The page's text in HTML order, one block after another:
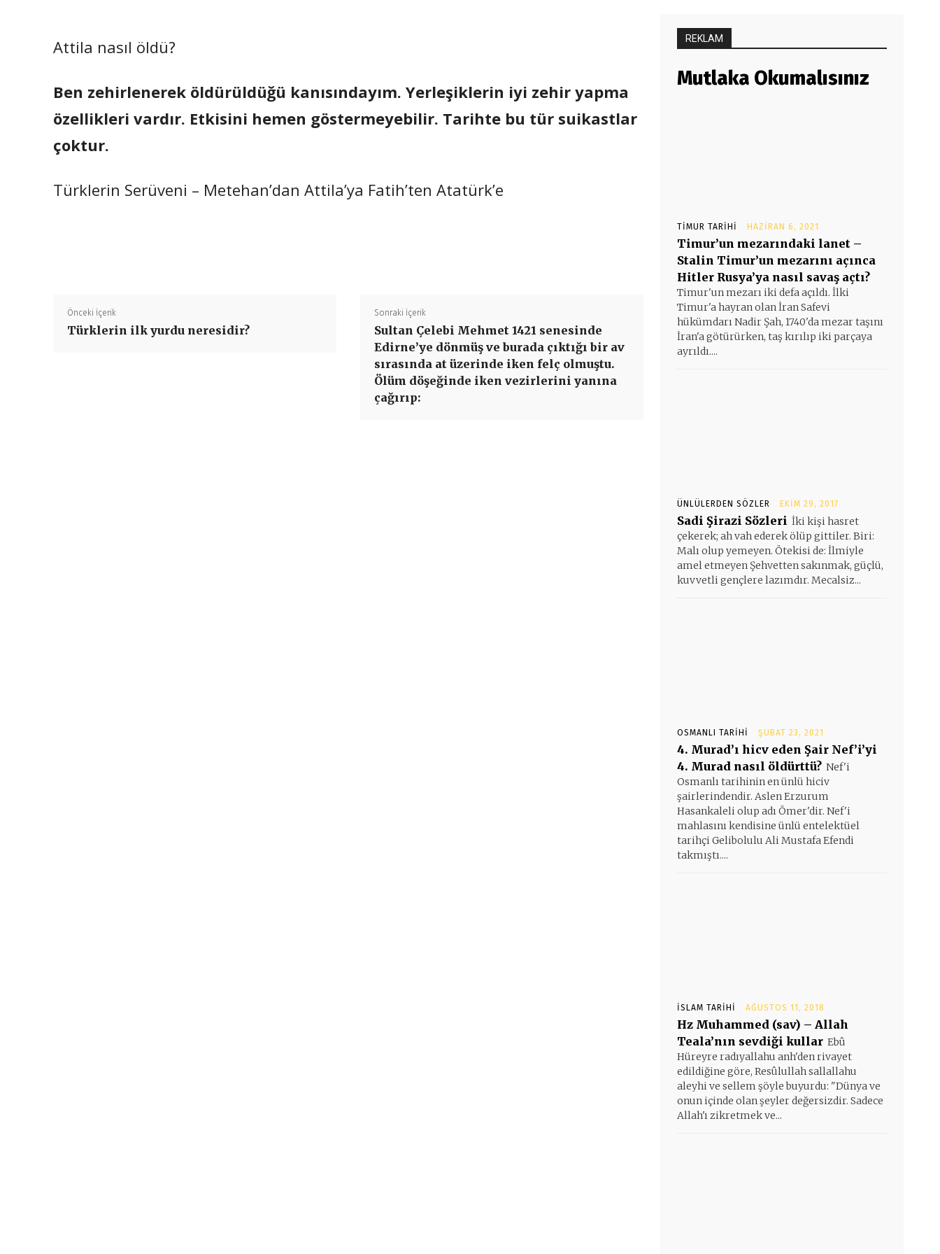
Attila nasıl öldü?
Ben zehirlenerek öldürüldüğü kanısındayım. Yerleşiklerin iyi zehir yapma
özellikleri vardır. Etkisini hemen göstermeyebilir. Tarihte bu tür suikastlar
çoktur.
Türklerin Serüveni – Metehan’dan Attila’ya Fatih’ten Atatürk’e
Önceki İçerik
Türklerin ilk yurdu neresidir?
Sonraki İçerik
Sultan Çelebi Mehmet 1421 senesinde
Edirne’ye dönmüş ve burada çıktığı bir av
sırasında at üzerinde iken felç olmuştu.
Ölüm döşeğinde iken vezirlerini yanına
çağırıp:
REKLAM
Mutlaka Okumalısınız
TIMUR TARIHI HAZIRAN 6, 2021
Timur’un mezarındaki lanet –
Stalin Timur’un mezarını açınca
Hitler Rusya’ya nasıl savaş açtı?
Timur'un mezarı iki defa açıldı. İlki
Timur'a hayran olan İran Safevi
hükümdarı Nadir Şah, 1740'da mezar taşını
İran'a götürürken, taş kırılıp iki parçaya
ayrıldı....
ÜNLÜLERDEN SÖZLER EKIM 29, 2017
Sadi Şirazi Sözleri İki kişi hasret
çekerek; ah vah ederek ölüp gittiler. Biri:
Malı olup yemeyen. Ötekisi de: İlmiyle
amel etmeyen Şehvetten sakınmak, güçlü,
kuvvetli gençlere lazımdır. Mecalsiz...
OSMANLI TARIHI ŞUBAT 23, 2021
4. Murad’ı hicv eden Şair Nef’i’yi
4. Murad nasıl öldürttü? Nef'i
Osmanlı tarihinin en ünlü hiciv
şairlerindendir. Aslen Erzurum
Hasankaleli olup adı Ömer'dir. Nef'i
mahlasını kendisine ünlü entelektüel
tarihçi Gelibolulu Ali Mustafa Efendi
takmıştı....
İSLAM TARIHI AĞUSTOS 11, 2018
Hz Muhammed (sav) – Allah
Teala’nın sevdiği kullar Ebû
Hüreyre radıyallahu anh'den rivayet
edildiğine göre, Resûlullah sallallahu
aleyhi ve sellem şöyle buyurdu: "Dünya ve
onun içinde olan şeyler değersizdir. Sadece
Allah'ı zikretmek ve...